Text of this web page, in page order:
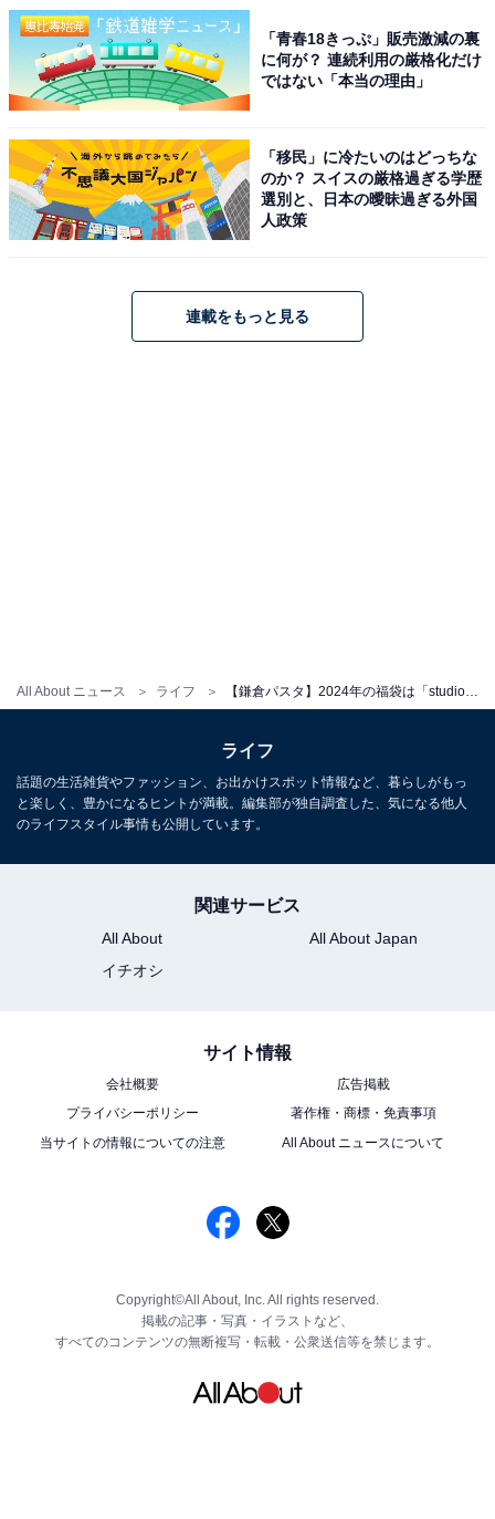
All About ニュース ライフ 【鎌倉パスタ】2024年の福袋は「studio CLIP」とコラボ！ かわいいバッグやお得なチケットがセットに
すでに電話予約開始！ 店頭販売は1月1日から
価格：税込3500円
※電話予約は12月20日まで。店舗まで直接電話ください
※福袋は当日販売分も用意されていますが、先着順のた
め品切れになることもあります
【エクセルシオール】2024年の福袋は「PEZ」
とコラボ！ バッグやポーチとお得なチケットが
セットに
「青春18きっぷ」販売激減の裏
に何が？ 連続利用の厳格化だけ
ではない「本当の理由」
「移民」に冷たいのはどっちな
のか？ スイスの厳格過ぎる学歴
選別と、日本の曖昧過ぎる外国
人政策
連載をもっと見る
ライフ
話題の生活雑貨やファッション、お出かけスポット情報など、暮らしがもっ
と楽しく、豊かになるヒントが満載。編集部が独自調査した、気になる他人
のライフスタイル事情も公開しています。
関連サービス
All About
All About Japan
イチオシ
サイト情報
会社概要
広告掲載
プライバシーポリシー
著作権・商標・免責事項
当サイトの情報についての注意
All About ニュースについて
Copyright©All About, Inc. All rights reserved.
掲載の記事・写真・イラストなど、
すべてのコンテンツの無断複写・転載・公衆送信等を禁じます。